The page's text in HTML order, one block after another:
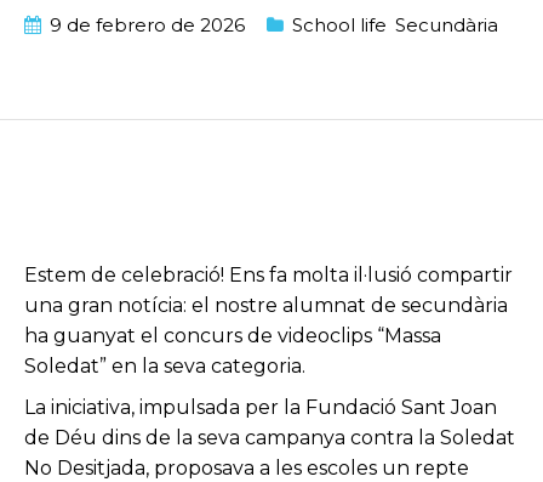
9 de febrero de 2026 School life Secundària
Estem de celebració! Ens fa molta il·lusió compartir
una gran notícia: el nostre alumnat de secundària
ha guanyat el concurs de videoclips “Massa
Soledat” en la seva categoria.
La iniciativa, impulsada per la Fundació Sant Joan
de Déu dins de la seva campanya contra la Soledat
No Desitjada, proposava a les escoles un repte